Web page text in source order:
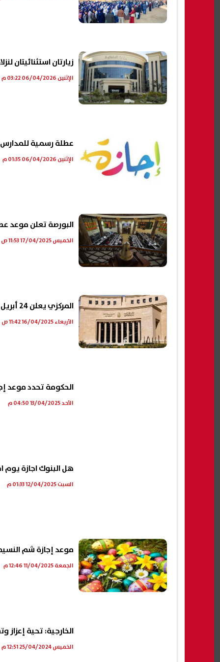
زيارتان استثنائيتان
الإثنين 06/04/2026 03:22 م
عطلة رسمية للمدارس 2026 في شهر أبريل.. الإجازات المتبقية كام؟
الإثنين 06/04/2026 01:35 م
البورصة تعلن موعد
الخميس 17/04/2025 11:53 ص
المركزي يعلن 24 أبريل إجازة بمناسبة عيد تحرير سيناء
الأربعاء 16/04/2025 11:42 ص
الحكومة تحدد موعد
الأحد 13/04/2025 04:50 م
هل البنوك اجازة يوم احد السعف
السبت 12/04/2025 01:33 م
موعد إجازة شم النسيم 2025..
الجمعة 11/04/2025 12:46 م
الخارجية: تحية
الخميس 25/04/2024 12:51 م